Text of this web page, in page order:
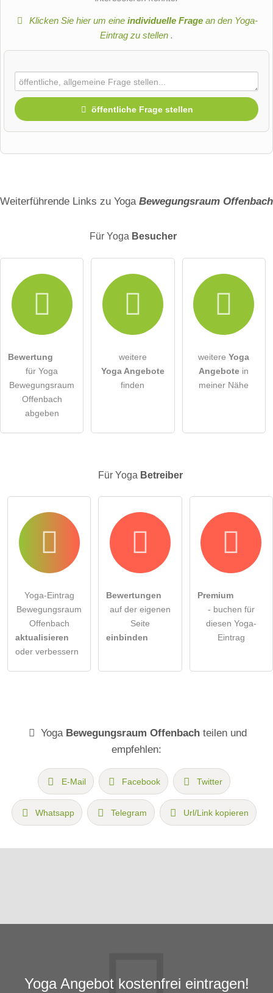
Klicken Sie hier um eineindividuelle Frage an den Yoga-
Eintrag zu stellen .
öffentliche Frage stellen
E-Mail-Adresse (wird nicht veröffentlicht)
Hiermit akzeptiere ich die .
öffentliche Frage stellen Abbrechen
Hinweis:
Besucher sichtbar
Weiterführende Links zu Yoga Bewegungsraum Offenbach
Für Yoga Besucher
Bewertung
für Yoga
Bewegungsraum
Offenbach
abgeben
weitere
Yoga Angebote
finden
weitereYoga
Angebote in
meiner Nähe
Für Yoga Betreiber
Yoga-Eintrag
Bewegungsraum
Offenbach
aktualisieren
oder verbessern
Bewertungen
auf der eigenen
Seite
einbinden
Premium
- buchen für
diesen Yoga-
Eintrag
Yoga Bewegungsraum Offenbachteilen und
empfehlen:
E-Mail Facebook Twitter
Whatsapp Telegram Url/Link kopieren
Yoga Angebot kostenfrei eintragen!